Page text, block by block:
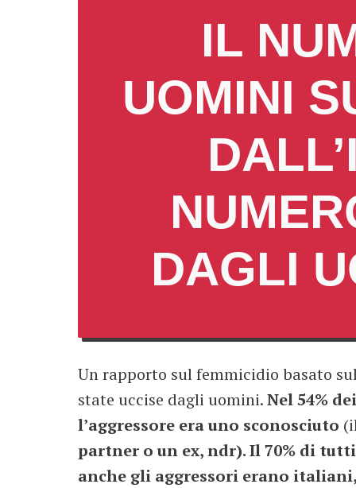
IL
UOMINI
DAGLI
Un rapporto sul femmicidio basato
state uccise dagli uomini.Nel 54%
l’aggressore era uno sconosciuto
partner o un ex, ndr). Il 70% di
anche gli aggressori erano